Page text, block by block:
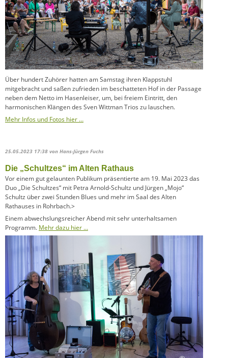
Über hundert Zuhörer hatten am Samstag ihren Klappstuhl
mitgebracht und saßen zufrieden im beschatteten Hof in der Passage
neben dem Netto im Hasenleiser, um, bei freiem Eintritt, den
harmonischen Klängen des Sven Wittman Trios zu lauschen.
Mehr Infos und Fotos hier …
25.05.2023 17:38 von Hans-Jürgen Fuchs
Die „Schultzes“ im Alten Rathaus
Vor einem gut gelaunten Publikum präsentierte am 19. Mai 2023 das
Duo „Die Schultzes“ mit Petra Arnold-Schultz und Jürgen „Mojo“
Schultz über zwei Stunden Blues und mehr im Saal des Alten
Rathauses in Rohrbach.>
Einem abwechslungsreicher Abend mit sehr unterhaltsamen
Programm. Mehr dazu hier …